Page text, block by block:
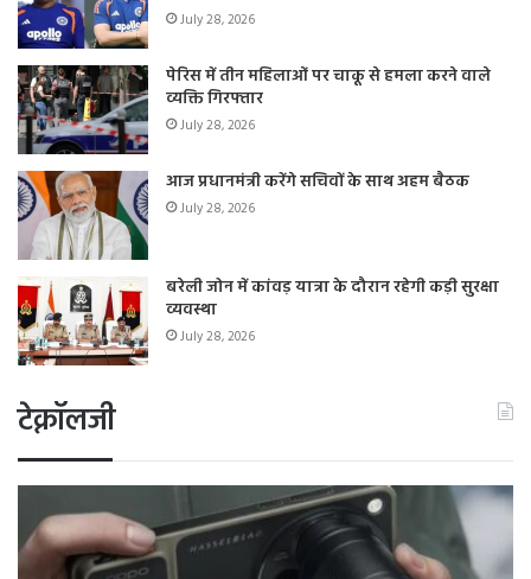
July 28, 2026
पेरिस में तीन महिलाओं पर चाकू से हमला करने वाले
व्यक्ति गिरफ्तार
July 28, 2026
आज प्रधानमंत्री करेंगे सचिवों के साथ अहम बैठक
July 28, 2026
बरेली जोन में कांवड़ यात्रा के दौरान रहेगी कड़ी सुरक्षा
व्यवस्था
July 28, 2026
टेक्नॉलजी